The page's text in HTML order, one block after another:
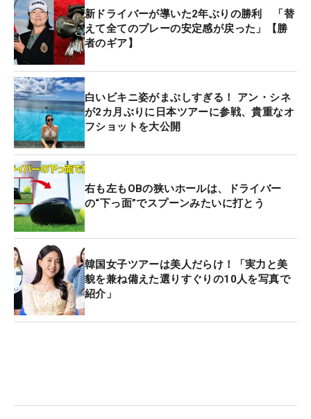
新ドライバーが導いた2年ぶりの勝利 「替
えて全てのプレーの安定感が戻った」【勝
者のギア】
白いビキニ姿がまぶしすぎる！ アン・シネ
が2カ月ぶりに日本ツアーに参戦、貴重なオ
フショットを大公開
右も左もOBの狭いホールは、ドライバー
の“下っ面”でスプーンみたいに打とう
韓国女子ツアーは美人だらけ！「実力と美
貌を兼ね備えた選りすぐりの10人を写真で
紹介」